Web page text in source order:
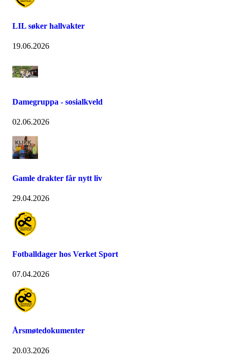
LIL søker hallvakter
19.06.2026
Damegruppa - sosialkveld
02.06.2026
Gamle drakter får nytt liv
29.04.2026
Fotballdager hos Verket Sport
07.04.2026
Årsmøtedokumenter
20.03.2026